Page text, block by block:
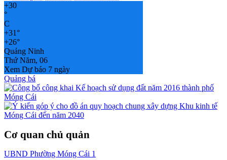
+30
°
C
+31°
+26°
Quảng Ninh
Thứ Năm, 06
Xem Dự báo 7 ngày
Quảng bá
Cơ quan chủ quản
UBND Phường Móng Cái 1